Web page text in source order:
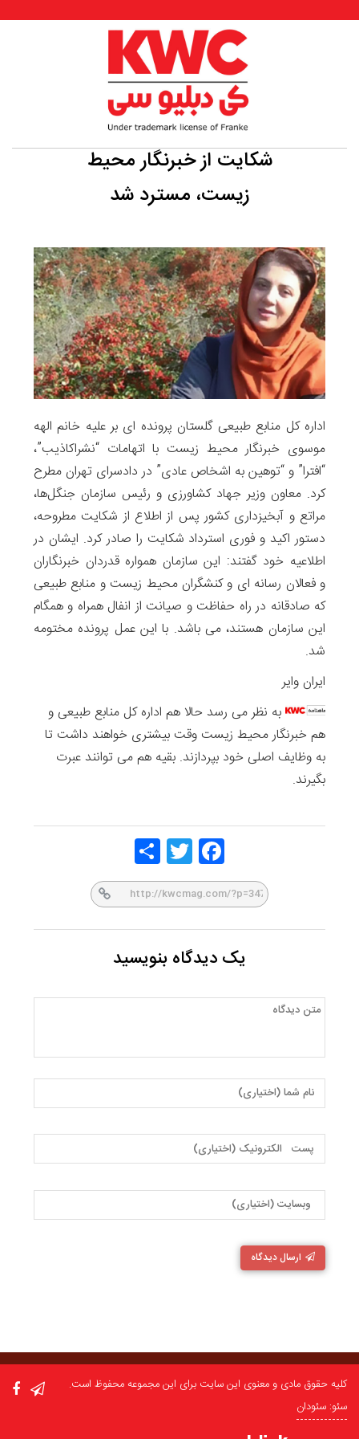
شکایت از خبرنگار محیط
زیست، مسترد شد
اداره کل منابع طبیعی گلستان پرونده ای بر علیه خانم الهه
موسوی خبرنگار محیط زیست با اتهامات “نشراکاذیب”،
“افترا” و “توهین به اشخاص عادی” در دادسرای تهران مطرح
کرد. معاون وزیر جهاد کشاورزی و رئیس سازمان جنگل‌ها،
مراتع و آبخیزداری کشور پس از اطلاع از شکایت مطروحه،
دستور اکید و فوری استرداد شکایت را صادر کرد. ایشان در
اطلاعیه خود گفتند: این سازمان همواره قدردان خبرنگاران
و فعالان رسانه ای و کنشگران محیط زیست و منابع طبیعی
که صادقانه در راه حفاظت و صیانت از انفال همراه و همگام
این سازمان هستند، می باشد. با این عمل پرونده مختومه
شد.
ایران وایر
به نظر می رسد حالا هم اداره کل منابع طبیعی و
هم خبرنگار محیط زیست وقت بیشتری خواهند داشت تا
به وظایف اصلی خود بپردازند. بقیه هم می توانند عبرت
بگیرند.
Face
Twitt
یک دیدگاه بنویسید
ارسال دیدگاه
کلیه حقوق مادی و معنوی این سایت برای این مجموعه محفوظ است.
سئو: سئودان